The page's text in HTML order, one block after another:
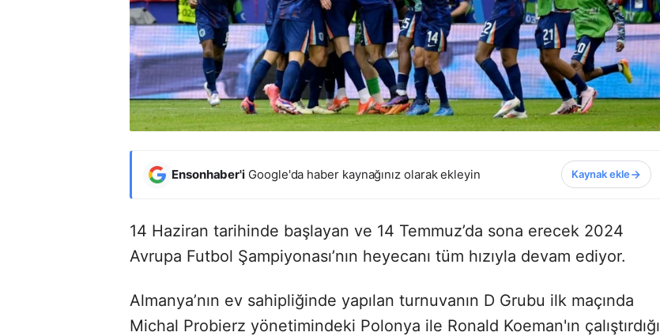
Ensonhaber'i Google'da haber kaynağınız olarak ekleyin Kaynak ekle
14 Haziran tarihinde başlayan ve 14 Temmuz’da sona erecek 2024
Avrupa Futbol Şampiyonası’nın heyecanı tüm hızıyla devam ediyor.
Almanya’nın ev sahipliğinde yapılan turnuvanın D Grubu ilk maçında
Michal Probierz yönetimindeki Polonya ile Ronald Koeman'ın çalıştırdığı